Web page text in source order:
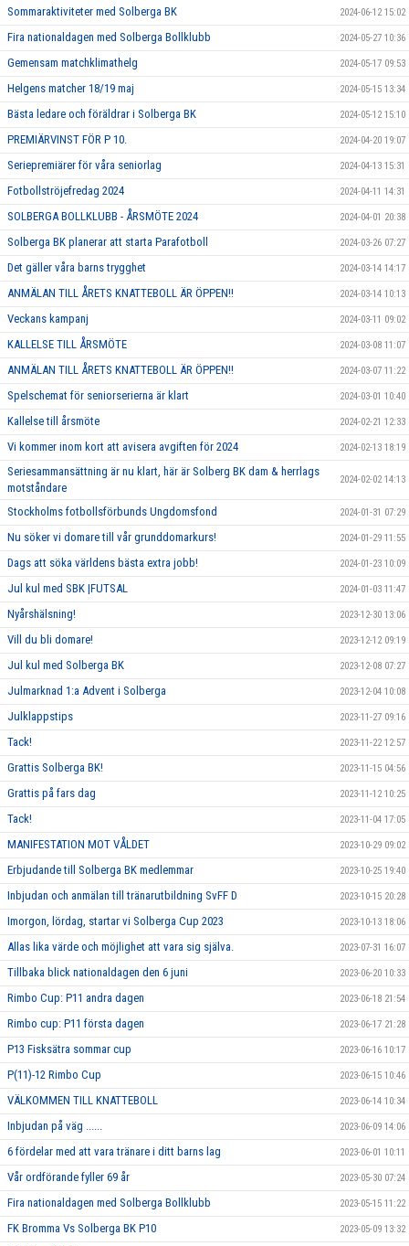
Sommaraktiviteter med Solberga BK 2024-06-12 15:02
Fira nationaldagen med Solberga Bollklubb 2024-05-27 10:36
Gemensam matchklimathelg 2024-05-17 09:53
Helgens matcher 18/19 maj 2024-05-15 13:34
Bästa ledare och föräldrar i Solberga BK 2024-05-12 15:10
PREMIÄRVINST FÖR P 10. 2024-04-20 19:07
Seriepremiärer för våra seniorlag 2024-04-13 15:31
Fotbollströjefredag 2024 2024-04-11 14:31
SOLBERGA BOLLKLUBB - ÅRSMÖTE 2024 2024-04-01 20:38
Solberga BK planerar att starta Parafotboll 2024-03-26 07:27
Det gäller våra barns trygghet 2024-03-14 14:17
ANMÄLAN TILL ÅRETS KNATTEBOLL ÄR ÖPPEN!! 2024-03-14 10:13
Veckans kampanj 2024-03-11 09:02
KALLELSE TILL ÅRSMÖTE 2024-03-08 11:07
ANMÄLAN TILL ÅRETS KNATTEBOLL ÄR ÖPPEN!! 2024-03-07 11:22
Spelschemat för seniorserierna är klart 2024-03-01 10:40
Kallelse till årsmöte 2024-02-21 12:33
Vi kommer inom kort att avisera avgiften för 2024 2024-02-13 18:19
Seriesammansättning är nu klart, här är Solberg BK dam & herrlags
motståndare
2024-02-02 14:13
Stockholms fotbollsförbunds Ungdomsfond 2024-01-31 07:29
Nu söker vi domare till vår grunddomarkurs! 2024-01-29 11:55
Dags att söka världens bästa extra jobb! 2024-01-23 10:09
Jul kul med SBK |FUTSAL 2024-01-03 11:47
Nyårshälsning! 2023-12-30 13:06
Vill du bli domare! 2023-12-12 09:19
Jul kul med Solberga BK 2023-12-08 07:27
Julmarknad 1:a Advent i Solberga 2023-12-04 10:08
Julklappstips 2023-11-27 09:16
Tack! 2023-11-22 12:57
Grattis Solberga BK! 2023-11-15 04:56
Grattis på fars dag 2023-11-12 10:25
Tack! 2023-11-04 17:05
MANIFESTATION MOT VÅLDET 2023-10-29 09:02
Erbjudande till Solberga BK medlemmar 2023-10-25 19:40
Inbjudan och anmälan till tränarutbildning SvFF D 2023-10-15 20:28
Imorgon, lördag, startar vi Solberga Cup 2023 2023-10-13 18:06
Allas lika värde och möjlighet att vara sig själva. 2023-07-31 16:07
Tillbaka blick nationaldagen den 6 juni 2023-06-20 10:33
Rimbo Cup: P11 andra dagen 2023-06-18 21:54
Rimbo cup: P11 första dagen 2023-06-17 21:28
P13 Fisksätra sommar cup 2023-06-16 10:17
P(11)-12 Rimbo Cup 2023-06-15 10:46
VÄLKOMMEN TILL KNATTEBOLL 2023-06-14 10:34
Inbjudan på väg ...... 2023-06-09 14:06
6 fördelar med att vara tränare i ditt barns lag 2023-06-01 10:11
Vår ordförande fyller 69 år 2023-05-30 07:24
Fira nationaldagen med Solberga Bollklubb 2023-05-15 11:22
FK Bromma Vs Solberga BK P10 2023-05-09 13:32